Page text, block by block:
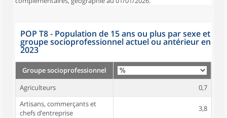
POP T8 - Population de 15 ans ou plus par sexe et
groupe socioprofessionnel actuel ou antérieur en
2023
Groupe socioprofessionnel
Agriculteurs
0,7
Artisans, commerçants et
chefs d’entreprise
3,8